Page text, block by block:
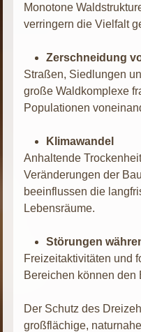
Monotone
verringern die Vielfalt
Zerschneidung
Straßen, Siedlungen
große Waldkomplexe
Populationen
Klimawandel
Anhaltende
Veränderungen der
beeinflussen die
Lebensräume.
Störungen
Freizeitaktivitäten und
Bereichen können den
Der Schutz des
großflächige,